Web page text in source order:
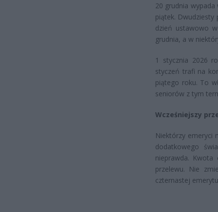
20 grudnia
piątek.
dzień ustawowo
grudnia, a w
1 stycznia 2026
styczeń trafi na
piątego roku. To
seniorów z tym
Wcześniejszy
Niektórzy emeryci
dodatkowego
nieprawda. Kwota
przelewu. Nie
czternastej